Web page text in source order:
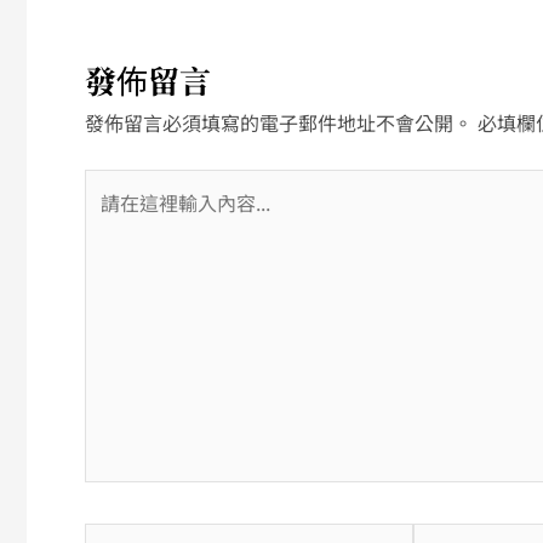
發佈留言
發佈留言必須填寫的電子郵件地址不會公開。 必填欄
在